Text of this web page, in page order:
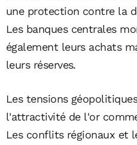
une protection contre la
Les banques centrales
également leurs achats
leurs réserves.
Les tensions
l'attractivité de l'or
Les conflits régionaux et